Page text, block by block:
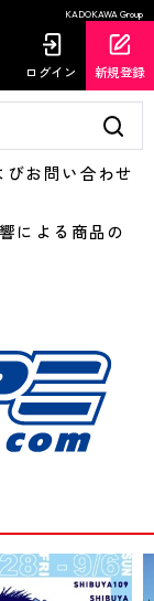
KADOKAWA Group
ログイン 新規登録
お問い合わせ
による商品の